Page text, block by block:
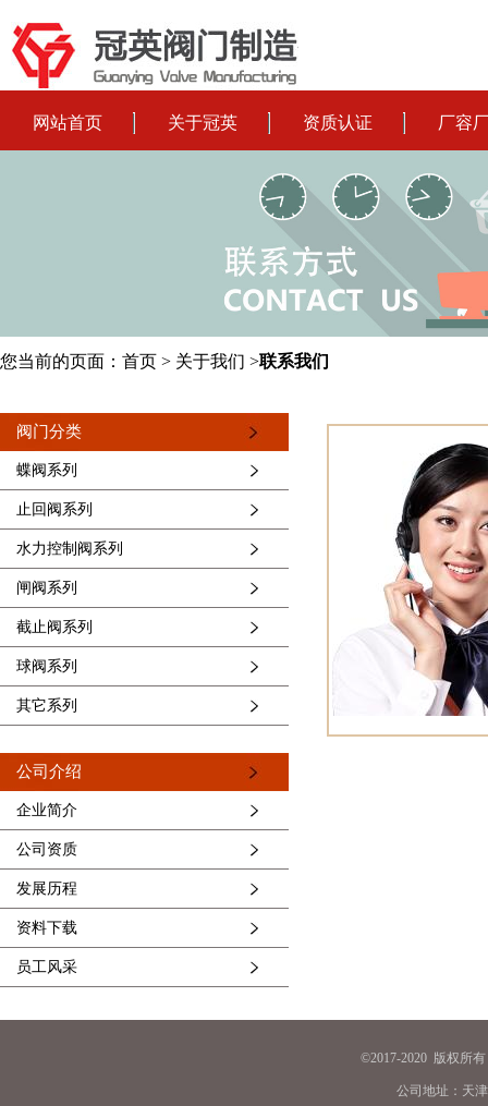
网站首页 关于冠英 资质认证 厂容
您当前的页面： 首页 > 关于我们 >联系我们
阀门分类
蝶阀系列
止回阀系列
水力控制阀系列
闸阀系列
截止阀系列
球阀系列
其它系列
公司介绍
企业简介
公司资质
发展历程
资料下载
员工风采
©2017-2020 版权所
公司地址：天